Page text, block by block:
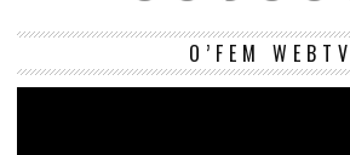
O’FEM WEBTV